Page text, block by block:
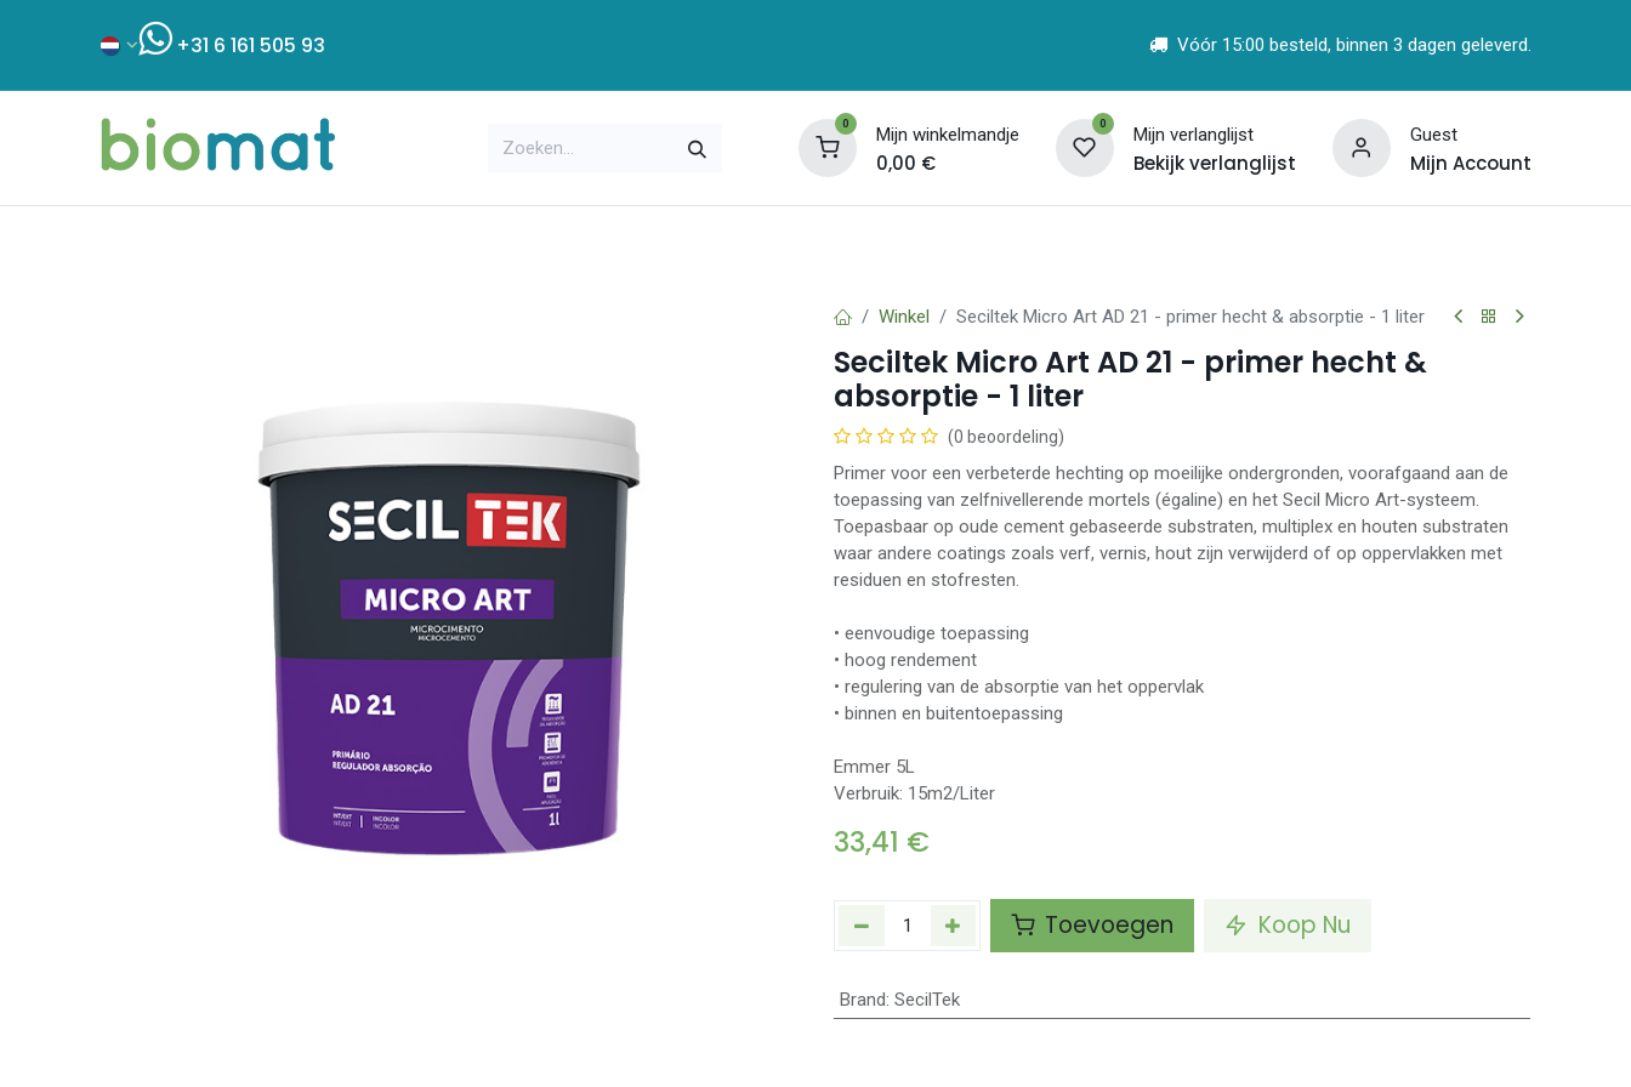
+31 6 161 505 93 Vóór 15:00 besteld, binnen 3 dagen geleverd.
0 Mijn winkelmandje
0,00 €
0 Mijn verlanglijst
Bekijk verlanglijst
Guest
Mijn Account
Winkel Seciltek Micro Art AD 21 - primer hecht & absorptie - 1 liter
Seciltek Micro Art AD 21 - primer hecht &
absorptie - 1 liter
(0 beoordeling)
Primer voor een verbeterde hechting op moeilijke ondergronden, voorafgaand aan de
toepassing van zelfnivellerende mortels (égaline) en het Secil Micro Art-systeem.
Toepasbaar op oude cement gebaseerde substraten, multiplex en houten substraten
waar andere coatings zoals verf, vernis, hout zijn verwijderd of op oppervlakken met
residuen en stofresten.
• eenvoudige toepassing
• hoog rendement
• regulering van de absorptie van het oppervlak
• binnen en buitentoepassing
Emmer 5L
Verbruik: 15m2/Liter
33,41 €
Toevoegen Koop Nu
Brand: SecilTek